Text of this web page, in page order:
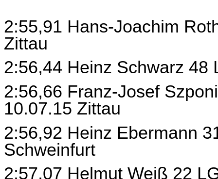
2:55,91 Hans-Joachim
Zittau
2:56,44 Heinz Schwarz 48
2:56,66 Franz-Josef
10.07.15 Zittau
2:56,92 Heinz Ebermann
Schweinfurt
2:57,07 Helmut Weiß 22